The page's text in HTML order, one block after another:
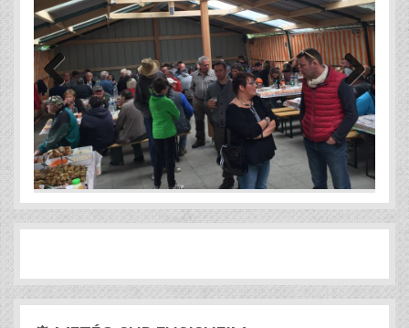
Previous Next